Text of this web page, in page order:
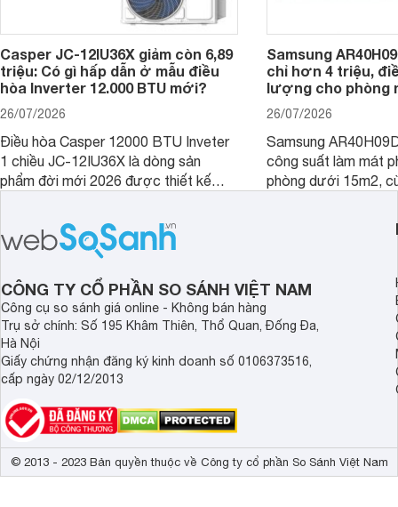
Casper JC-12IU36X giảm còn 6,89
triệu: Có gì hấp dẫn ở mẫu điều
hòa Inverter 12.000 BTU mới?
26/07/2026
Điều hòa Casper 12000 BTU Inveter
1 chiều JC-12IU36X là dòng sản
phẩm đời mới 2026 được thiết kế
sở hữu khả năng làm mát tốt mà còn
có giá bán rất hợp lý.
Samsung
chỉ hơn 4 triệu,
lượng cho phòng
26/07/2026
Samsung
công suất làm mát
phòng dưới 15m2,
phòng ngủ, phòng
CÔNG TY CỔ PHẦN SO SÁNH VIỆT NAM
Công cụ so sánh giá online - Không bán hàng
Trụ sở chính: Số 195 Khâm Thiên, Thổ Quan, Đống Đa,
Hà Nội
Giấy chứng nhận đăng ký kinh doanh số 0106373516,
cấp ngày 02/12/2013
© 2013 - 2023 Bản quyền thuộc về Công ty cổ phần So Sánh Việt Nam